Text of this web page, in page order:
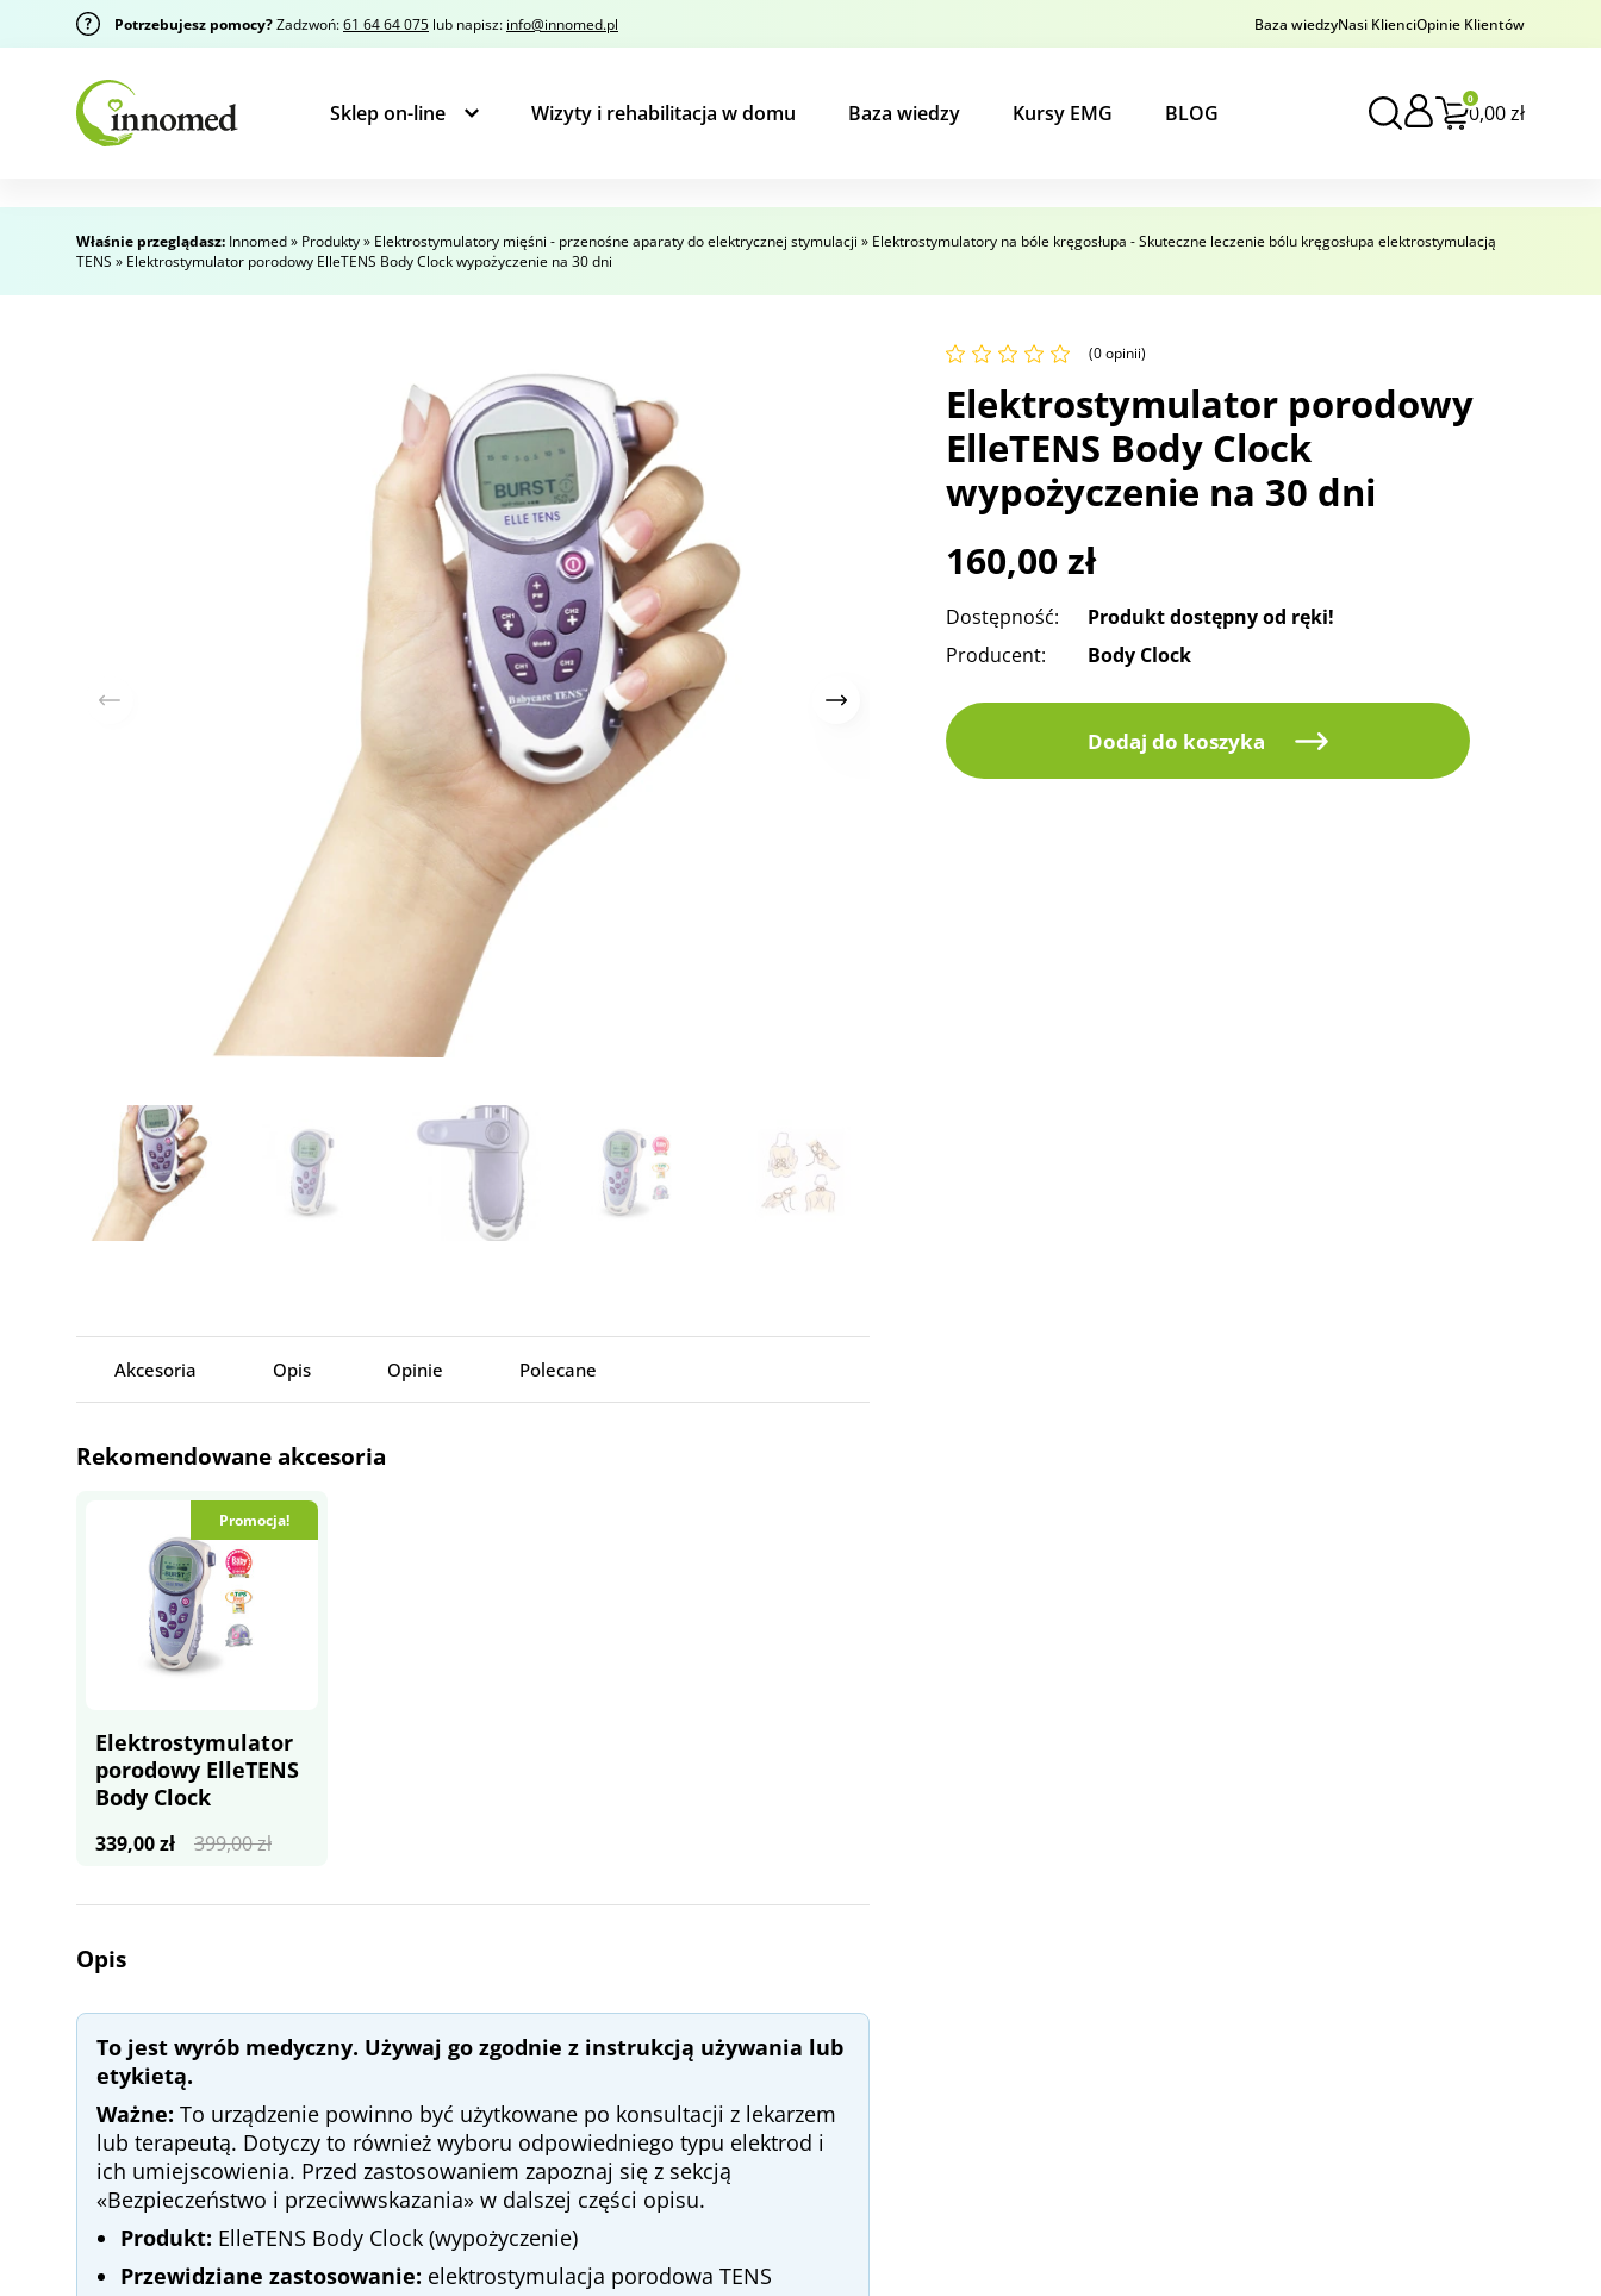
Potrzebujesz pomocy?Zadzwoń:61 64 64 075 lub napisz: info@innomed.pl Baza wiedzyNasi KlienciOpinie Klientów
Sklep on-line Wizyty i rehabilitacja w domu Baza wiedzy Kursy EMG BLOG 0,00zł
0
Właśnie przeglądasz: Innomed» Produkty» Elektrostymulatory mięśni - przenośne aparaty do elektrycznej stymulacji » Elektrostymulatory na bóle kręgosłupa - Skuteczne leczenie bólu kręgosłupa elektrostymulacją
TENS » Elektrostymulator porodowy ElleTENS Body Clock wypożyczenie na 30 dni
(0 opinii)
Elektrostymulator porodowy
ElleTENS Body Clock
wypożyczenie na 30 dni
160,00 zł
Dostępność:
Produkt dostępny od ręki!
Producent:
Body Clock
Dodaj do koszyka
Akcesoria Opis Opinie Polecane
Rekomendowane akcesoria
Promocja!
Elektrostymulator
porodowy ElleTENS
Body Clock
399,00zł
Pierwotna
339,00zł
Aktualna
Opis
To jest wyrób medyczny. Używaj go zgodnie z instrukcją używania lub
etykietą.
Ważne: To urządzenie powinno być użytkowane po konsultacji z lekarzem
lub terapeutą. Dotyczy to również wyboru odpowiedniego typu elektrod i
ich umiejscowienia. Przed zastosowaniem zapoznaj się z sekcją
«Bezpieczeństwo i przeciwwskazania» w dalszej części opisu.
Produkt: ElleTENS Body Clock (wypożyczenie)
Przewidziane zastosowanie: elektrostymulacja porodowa TENS